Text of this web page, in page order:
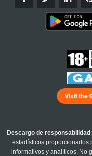
Descargo de responsabilidad
estadísticos proporcionados
informativos y analíticos. No